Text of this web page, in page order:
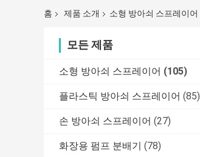
홈 제품 소개 소형 방아쇠 스프레이어
모든 제품
소형 방아쇠 스프레이어 (105)
플라스틱 방아쇠 스프레이어 (85)
손 방아쇠 스프레이어 (27)
화장용 펌프 분배기 (78)